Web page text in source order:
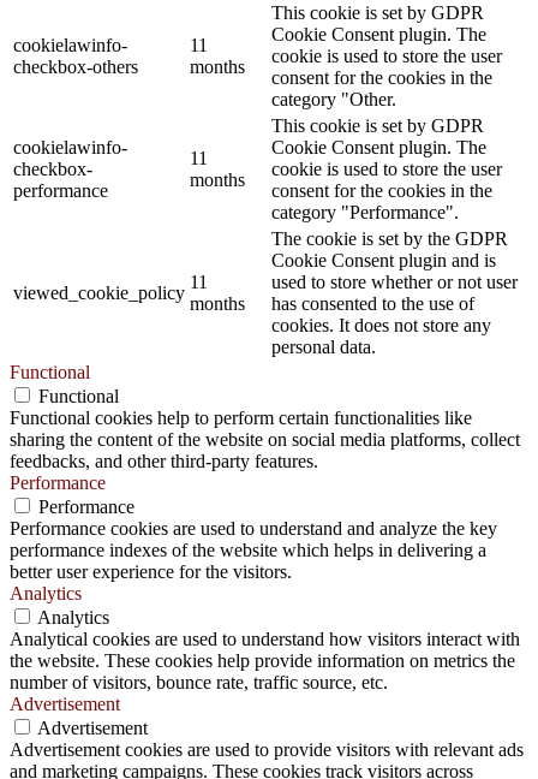
cookielawinfo-
checkbox-others
11
months
This cookie is set by GDPR
Cookie Consent plugin. The
cookie is used to store the user
consent for the cookies in the
category "Other.
cookielawinfo-
checkbox-
performance
11
months
This cookie is set by GDPR
Cookie Consent plugin. The
cookie is used to store the user
consent for the cookies in the
category "Performance".
viewed_cookie_policy
11
months
The cookie is set by the GDPR
Cookie Consent plugin and is
used to store whether or not user
has consented to the use of
cookies. It does not store any
personal data.
Functional
Functional
Functional cookies help to perform certain functionalities like
sharing the content of the website on social media platforms, collect
feedbacks, and other third-party features.
Performance
Performance
Performance cookies are used to understand and analyze the key
performance indexes of the website which helps in delivering a
better user experience for the visitors.
Analytics
Analytics
Analytical cookies are used to understand how visitors interact with
the website. These cookies help provide information on metrics the
number of visitors, bounce rate, traffic source, etc.
Advertisement
Advertisement
Advertisement cookies are used to provide visitors with relevant ads
and marketing campaigns. These cookies track visitors across